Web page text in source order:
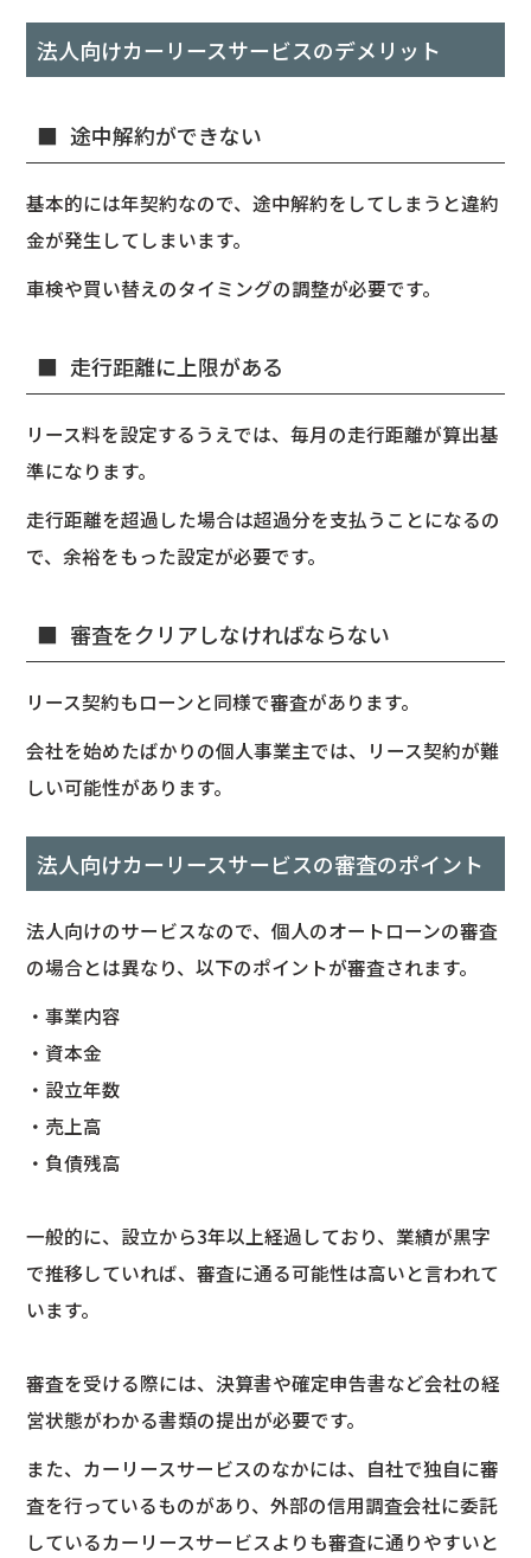
法人向けカーリースサービスのデメリット
途中解約ができない
基本的には年契約なので、途中解約をしてしまうと違約
金が発生してしまいます。
車検や買い替えのタイミングの調整が必要です。
走行距離に上限がある
リース料を設定するうえでは、毎月の走行距離が算出基
準になります。
走行距離を超過した場合は超過分を支払うことになるの
で、余裕をもった設定が必要です。
審査をクリアしなければならない
リース契約もローンと同様で審査があります。
会社を始めたばかりの個人事業主では、リース契約が難
しい可能性があります。
法人向けカーリースサービスの審査のポイント
法人向けのサービスなので、個人のオートローンの審査
の場合とは異なり、以下のポイントが審査されます。
・事業内容
・資本金
・設立年数
・売上高
・負債残高
一般的に、設立から3年以上経過しており、業績が黒字
で推移していれば、審査に通る可能性は高いと言われて
います。
審査を受ける際には、決算書や確定申告書など会社の経
営状態がわかる書類の提出が必要です。
また、カーリースサービスのなかには、自社で独自に審
査を行っているものがあり、外部の信用調査会社に委託
しているカーリースサービスよりも審査に通りやすいと